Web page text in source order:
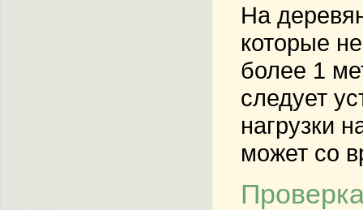
На
которые
более 1
следует
нагрузки
может со